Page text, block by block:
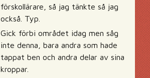
förskollärare, så jag tänkte så jag
också. Typ.
Gick förbi området idag men såg
inte denna, bara andra som hade
tappat ben och andra delar av sina
kroppar.